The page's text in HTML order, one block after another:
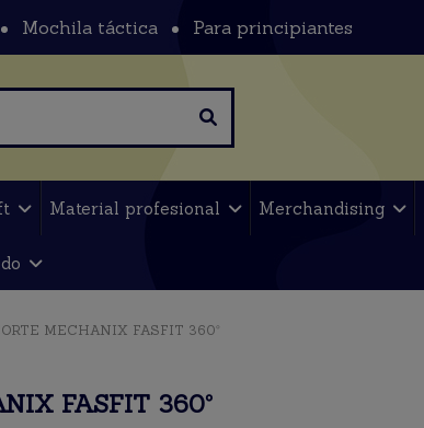
Mochila táctica Para principiantes
Material profesional Merchandising
MECHANIX FASFIT 360º
FASFIT 360º